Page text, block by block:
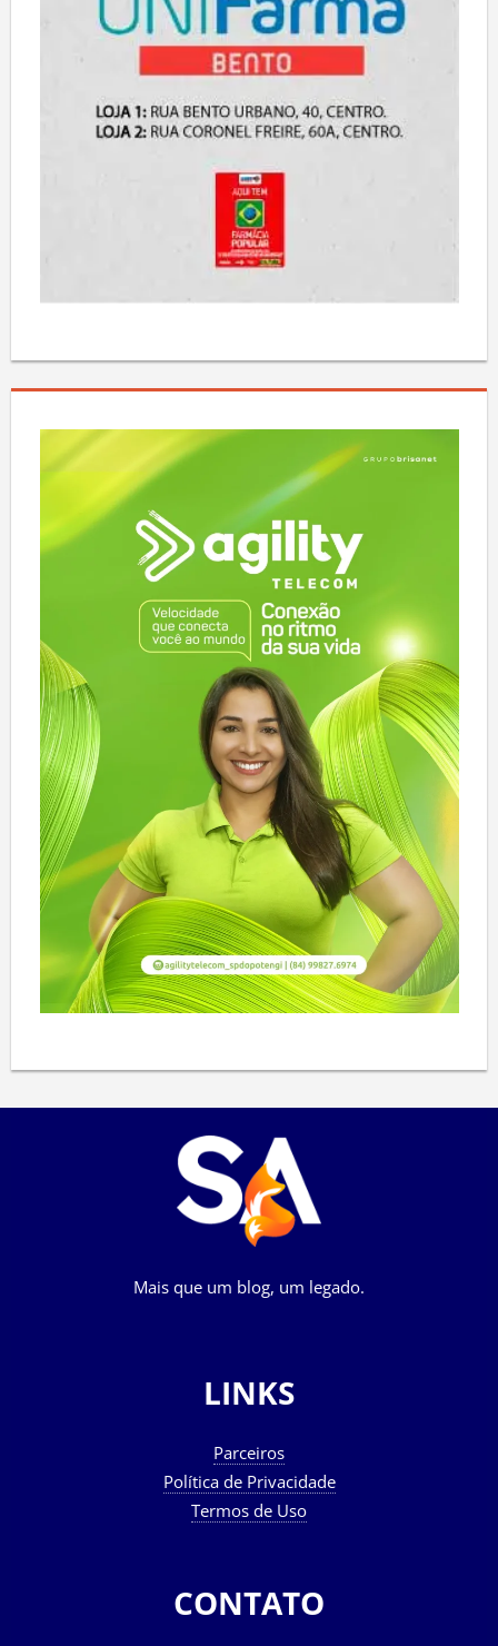
Mais que um blog, um legado.
LINKS
Parceiros
Política de Privacidade
Termos de Uso
CONTATO